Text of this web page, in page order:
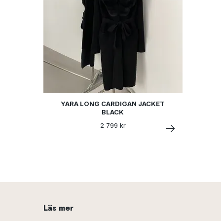
YARA LONG CARDIGAN JACKET
BLACK
2 799 kr
Läs mer